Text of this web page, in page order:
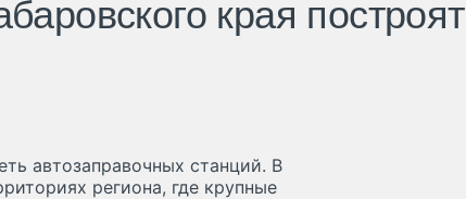
края построят
автозаправочных станций. В
региона, где крупные